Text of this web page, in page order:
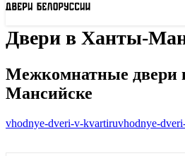
Двери в Ханты-
Межкомнатные двери
Мансийске
vhodnye-dveri-v-kvartiruvhodnye-